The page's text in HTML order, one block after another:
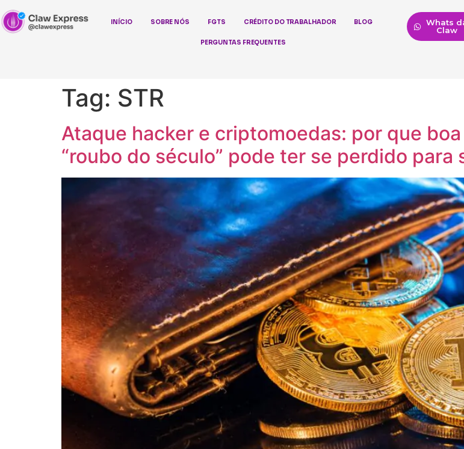
INÍCIO SOBRE NÓS FGTS CRÉDITO DO TRABALHADOR BLOG
PERGUNTAS FREQUENTES
Whats
Claw
Tag: STR
Ataque hacker e criptomoedas: por que
“roubo do século” pode ter se perdido para